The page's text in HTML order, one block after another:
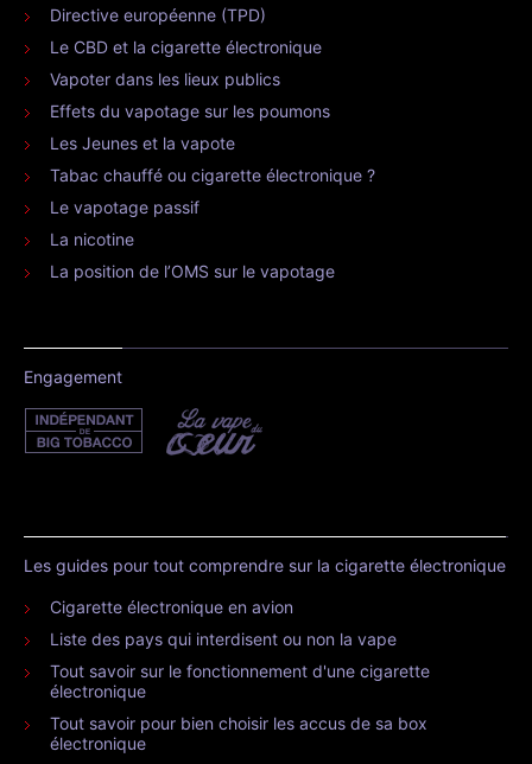
Directive européenne (TPD)
Le CBD et la cigarette électronique
Vapoter dans les lieux publics
Effets du vapotage sur les poumons
Les Jeunes et la vapote
Tabac chauffé ou cigarette électronique ?
Le vapotage passif
La nicotine
La position de l’OMS sur le vapotage
Engagement
Les guides pour tout comprendre sur la cigarette électronique
Cigarette électronique en avion
Liste des pays qui interdisent ou non la vape
Tout savoir sur le fonctionnement d'une cigarette
électronique
Tout savoir pour bien choisir les accus de sa box
électronique